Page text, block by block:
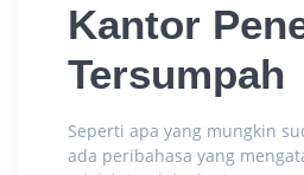
Kantor
Tersumpah
Seperti apa yang mungkin
ada peribahasa yang